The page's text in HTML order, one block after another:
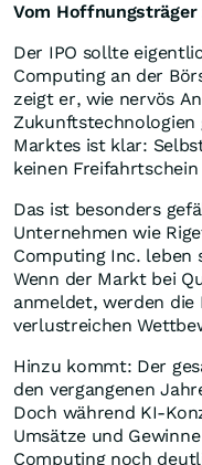
Vom
Der IPO sollte
Computing an der
zeigt er, wie nervös
Zukunftstechnologien
Marktes ist klar:
keinen
Das ist besonders
Unternehmen wie
Computing Inc. leben
Wenn der Markt bei
anmeldet, werden die
verlustreichen
Hinzu kommt: Der
den vergangenen
Doch während KI-
Umsätze und
Computing noch